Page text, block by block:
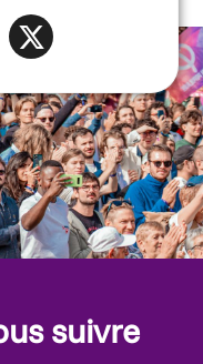
suivre